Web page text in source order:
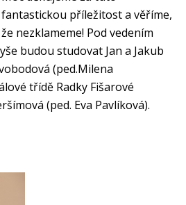
fantastickou příležitost a věříme,
že nezklameme! Pod vedením
budou studovat Jan a Jakub
(ped.Milena
třídě Radky Fišarové
(ped. Eva Pavlíková).